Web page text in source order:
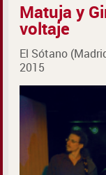
Matuja y
voltaje
El Sótano
2015